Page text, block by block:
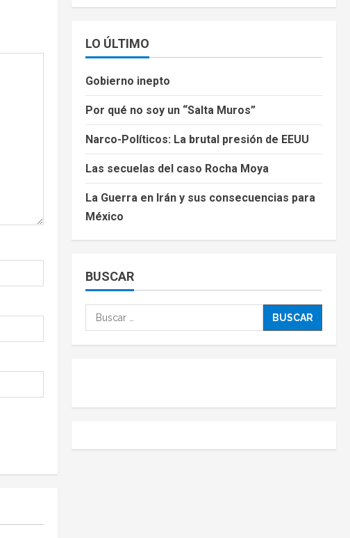
LO ÚLTIMO
Gobierno inepto
Por qué no soy un “Salta Muros”
Narco-Políticos: La brutal presión de EEUU
Las secuelas del caso Rocha Moya
La Guerra en Irán y sus consecuencias para
México
BUSCAR